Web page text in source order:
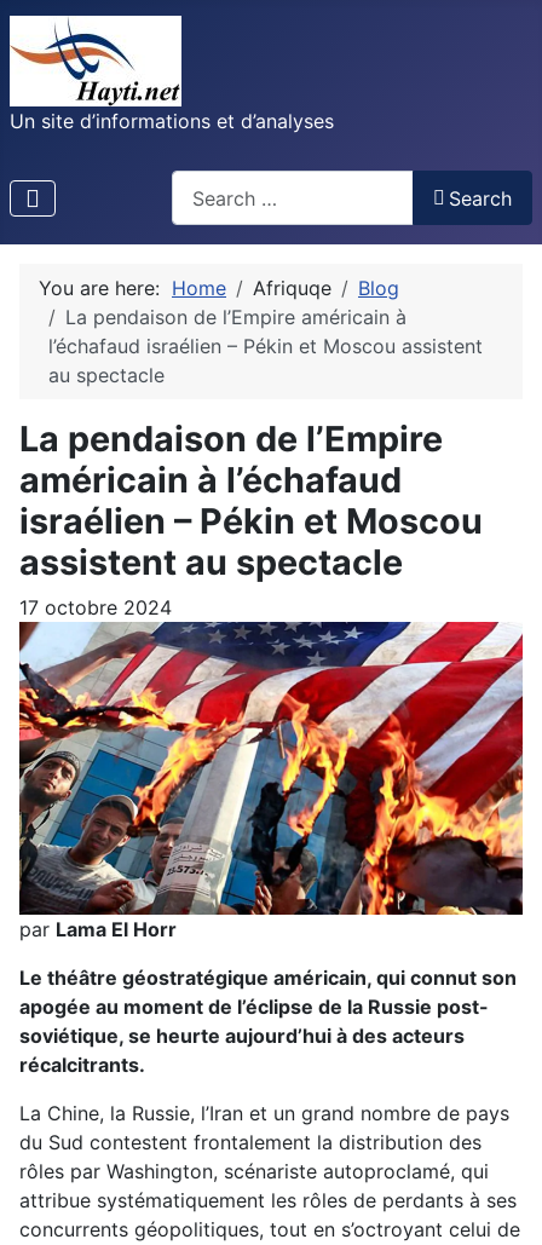
Un site d’informations et d’analyses
Search
You are here: Home Afriquqe
Blog
La pendaison de l’Empire américain à
l’échafaud israélien – Pékin et Moscou assistent
au spectacle
La pendaison de l’Empire
américain à l’échafaud
israélien – Pékin et Moscou
assistent au spectacle
17 octobre 2024
par Lama El Horr
Le théâtre géostratégique américain, qui connut son
apogée au moment de l’éclipse de la Russie post-
soviétique, se heurte aujourd’hui à des acteurs
récalcitrants.
La Chine, la Russie, l’Iran et un grand nombre de pays
du Sud contestent frontalement la distribution des
rôles par Washington, scénariste autoproclamé, qui
attribue systématiquement les rôles de perdants à ses
concurrents géopolitiques, tout en s’octroyant celui de